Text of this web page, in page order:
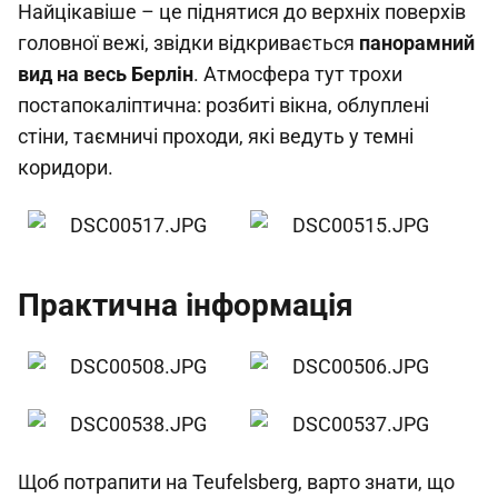
Найцікавіше – це піднятися до верхніх поверхів
головної вежі, звідки відкривається панорамний
вид на весь Берлін. Атмосфера тут трохи
постапокаліптична: розбиті вікна, облуплені
стіни, таємничі проходи, які ведуть у темні
коридори.
Практична інформація
Щоб потрапити на Teufelsberg, варто знати, що